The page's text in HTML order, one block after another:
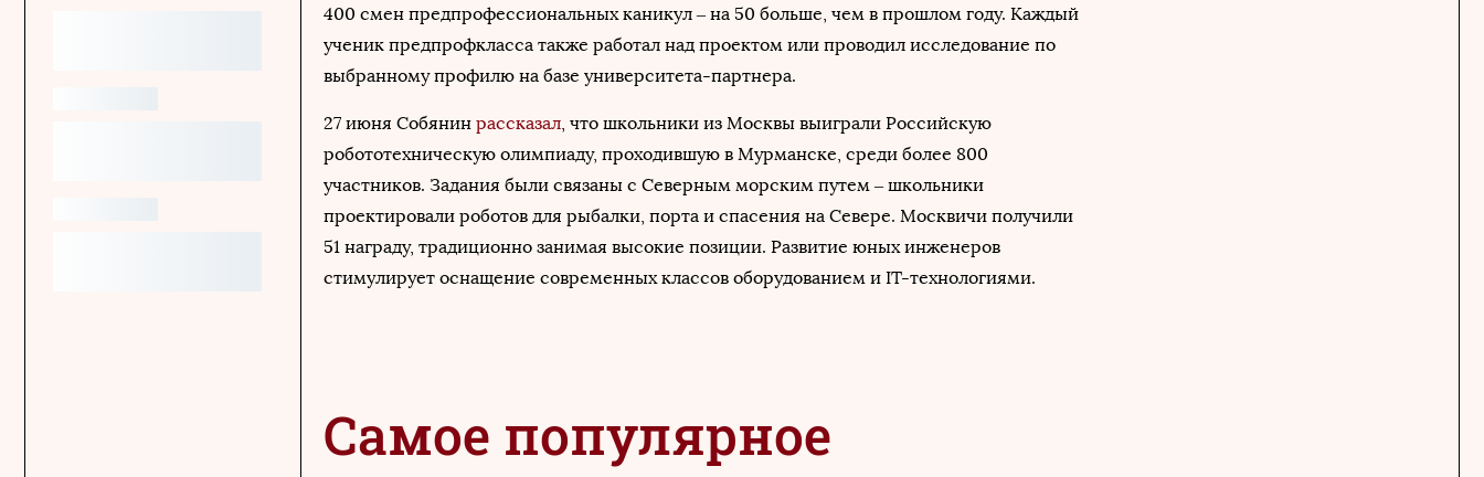
400 смен предпрофессиональных каникул – на 50 больше, чем в прошлом году. Каждый
ученик предпрофкласса также работал над проектом или проводил исследование по
выбранному профилю на базе университета-партнера.
27 июня Собянин рассказал, что школьники из Москвы выиграли Российскую
робототехническую олимпиаду, проходившую в Мурманске, среди более 800
участников. Задания были связаны с Северным морским путем – школьники
проектировали роботов для рыбалки, порта и спасения на Севере. Москвичи получили
51 награду, традиционно занимая высокие позиции. Развитие юных инженеров
стимулирует оснащение современных классов оборудованием и IT-технологиями.
Самое популярное